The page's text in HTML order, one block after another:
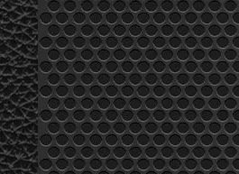
Preskoči
na
vsebino